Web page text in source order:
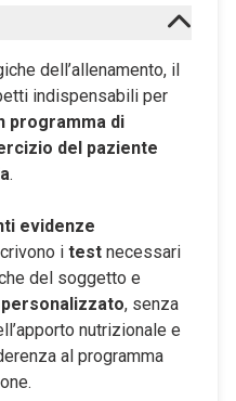
dell’allenamento, il
indispensabili per
programma di
del paziente
.
evidenze
i test necessari
del soggetto e
, senza
nutrizionale e
al programma